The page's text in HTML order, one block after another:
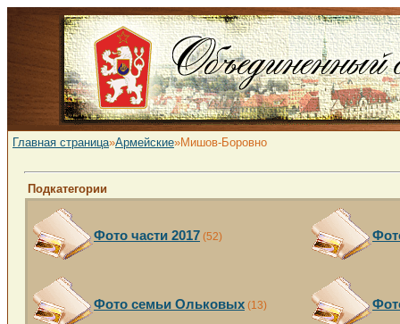
Главная страница»Армейские»Мишов-Боровно
Подкатегории
Фото части 2017 (52)
Фото семьи Ольковых (13)